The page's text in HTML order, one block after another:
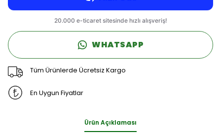
WHATSAPP
Tüm Ürünlerde Ücretsiz Kargo
En Uygun Fiyatlar
Ürün Açıklaması